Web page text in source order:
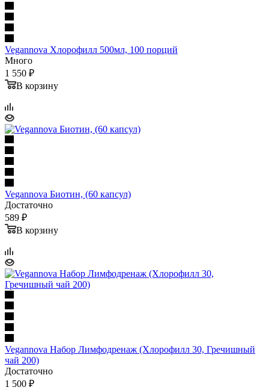
Vegannova Хлорофилл 500мл, 100 порций
Много
1 550 ₽
В корзину
Vegannova Биотин, (60 капсул)
Достаточно
589 ₽
В корзину
Vegannova Набор Лимфодренаж (Хлорофилл 30, Гречишный
чай 200)
Достаточно
1 500 ₽